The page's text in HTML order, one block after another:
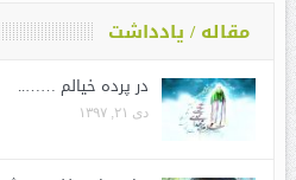
مقاله / یادداشت
در پرده خیالم ……..
دی ۲۱, ۱۳۹۷